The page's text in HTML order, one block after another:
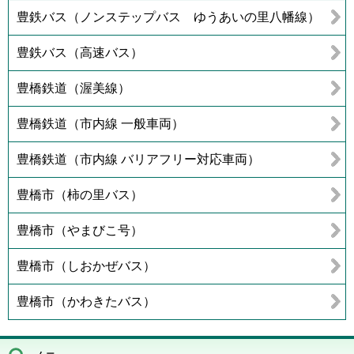
豊鉄バス（ノンステップバス ゆうあいの里八幡線）
豊鉄バス（高速バス）
豊橋鉄道（渥美線）
豊橋鉄道（市内線 一般車両）
豊橋鉄道（市内線 バリアフリー対応車両）
豊橋市（柿の里バス）
豊橋市（やまびこ号）
豊橋市（しおかぜバス）
豊橋市（かわきたバス）